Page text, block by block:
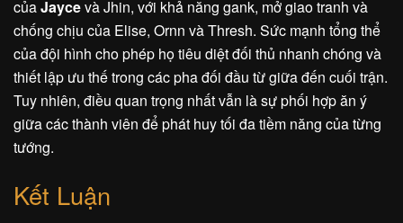
củaJaycevà Jhin, với khả năng gank, mở giao tranh và
chống chịu của Elise, Ornn và Thresh. Sức mạnh tổng thể
của đội hình cho phép họ tiêu diệt đối thủ nhanh chóng và
thiết lập ưu thế trong các pha đối đầu từ giữa đến cuối trận.
Tuy nhiên, điều quan trọng nhất vẫn là sự phối hợp ăn ý
giữa các thành viên để phát huy tối đa tiềm năng của từng
tướng.
Kết Luận